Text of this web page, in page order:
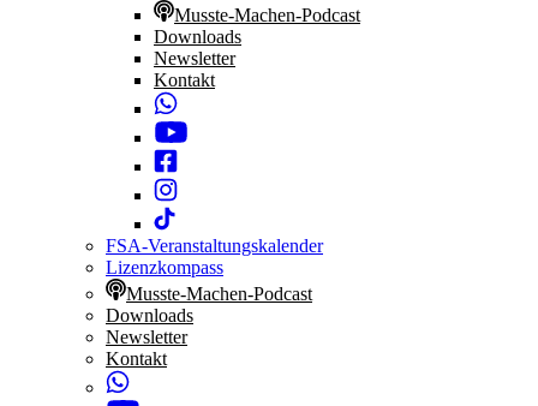
Musste-Machen-Podcast
Downloads
Newsletter
Kontakt
FSA-Veranstaltungskalender
Lizenzkompass
Musste-Machen-Podcast
Downloads
Newsletter
Kontakt